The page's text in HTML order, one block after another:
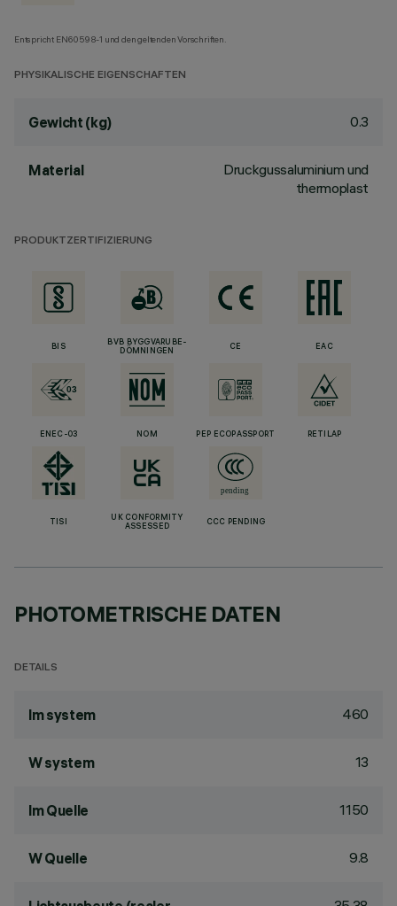
Entspricht EN60598-1 und den geltenden Vorschriften.
PHYSIKALISCHE EIGENSCHAFTEN
Gewicht (kg) 0.3
Material
Druckgussaluminium und
thermoplast
PRODUKTZERTIFIZIERUNG
BIS
BVB BYGGVARUBE-
DÖMNINGEN
CE EAC
ENEC-03 NOM PEP ECOPASSPORT RETILAP
TISI
UK CONFORMITY
ASSESSED
CCC PENDING
PHOTOMETRISCHE DATEN
DETAILS
lm system 460
W system 13
lm Quelle 1150
W Quelle 9.8